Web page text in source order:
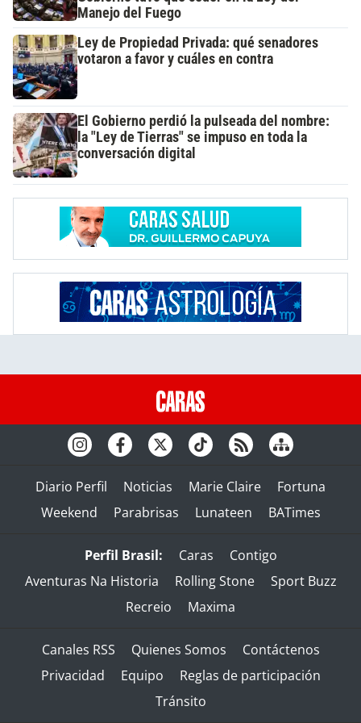
Manejo del Fuego
Ley de Propiedad Privada: qué senadores
votaron a favor y cuáles en contra
El Gobierno perdió la pulseada del nombre:
la "Ley de Tierras" se impuso en toda la
conversación digital
Diario Perfil Noticias Marie Claire
Fortuna
Weekend
Parabrisas Lunateen BATimes
Perfil Brasil: Caras
Contigo
Aventuras Na Historia
Rolling Stone
Sport Buzz
Recreio
Maxima
Canales RSS Quienes Somos
Contáctenos
Privacidad
Equipo
Reglas de participación
Tránsito